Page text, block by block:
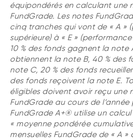
équipondérés en calculant une
FundGrade. Les notes
cinq tranches qui vont de « A »
supérieure) à « E »
10 % des fonds gagnent la note
obtiennent la note B, 40 % des
note C, 20 % des fonds
des fonds reçoivent la note E.
éligibles doivent avoir reçu une
FundGrade au cours de
FundGrade A+® utilise un
« moyenne pondérée
mensuelles FundGrade de « A »